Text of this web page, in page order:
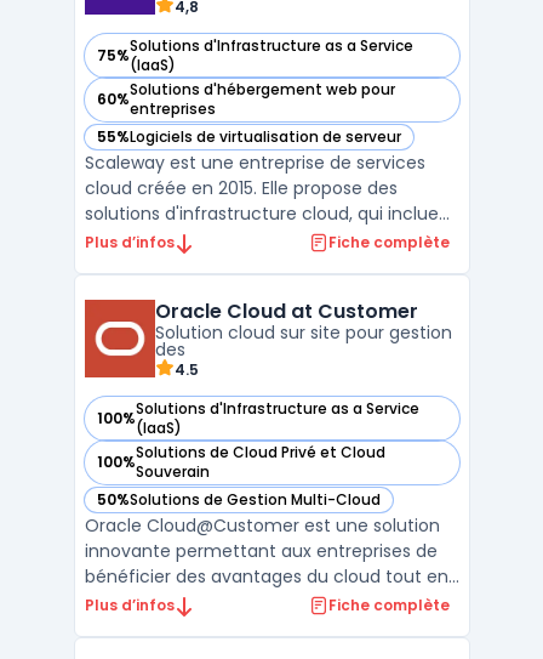
4,8
75%Solutions d'Infrastructure as a Service
(IaaS)
— voir Scaleway dans cette catégorie
60%Solutions d'hébergement web pour
entreprises
— voir Scaleway dans cette catégorie
55%Logiciels de virtualisation de serveur
— voir Scaleway dans cette catégorie
Scaleway est une entreprise de services
cloud créée en 2015. Elle propose des
solutions d'infrastructure cloud, qui incluent
notamment des offres d'hébergement
offre d'instances Bare Metal, qui combine
les avantages de ...
Plus d’infos Fiche complète
Oracle Cloud at Customer
Solution cloud sur site pour gestion
des
4.5
100%Solutions d'Infrastructure as a Service
(IaaS)
— voir Oracle Cloud at Customer dans cette catégorie
100%Solutions de Cloud Privé et Cloud
Souverain
— voir Oracle Cloud at Customer dans cette catégorie
50%Solutions de Gestion Multi-Cloud
— voir Oracle Cloud at Customer dans cette catégorie
Oracle Cloud@Customer est une solution
innovante permettant aux entreprises de
bénéficier des avantages du cloud tout en
gardant leurs données sur site. Cette offre
Plus d’infos Fiche complète